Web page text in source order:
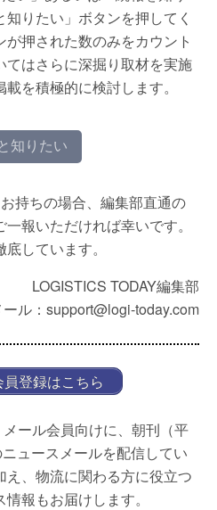
りたい」ボタンを押してく
押された数のみをカウント
てはさらに深掘り取材を実施
を積極的に検討します。
知りたい
持ちの場合、編集部直通の
報いただければ幸いです。
しています。
LOGISTICS TODAY編集部
ール：support@logi-today.com
員登録はこちら
ール会員向けに、朝刊（平
ュースメールを配信してい
え、物流に関わる方に役立つ
報もお届けします。